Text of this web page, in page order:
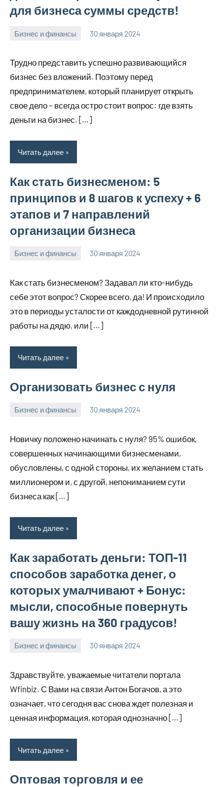
для бизнеса суммы средств!
Бизнес и финансы 30 января 2024
stroyotdelde
Трудно представить успешно развивающийся
бизнес без вложений. Поэтому перед
предпринимателем, который планирует открыть
свое дело – всегда остро стоит вопрос: где взять
деньги на бизнес. […]
Читать далее
Как стать бизнесменом: 5
принципов и 8 шагов к успеху + 6
этапов и 7 направлений
организации бизнеса
Бизнес и финансы 30 января 2024
stroyotdelde
Как стать бизнесменом? Задавал ли кто-нибудь
себе этот вопрос? Скорее всего, да! И происходило
это в периоды усталости от каждодневной рутинной
работы на дядю, или […]
Читать далее
Организовать бизнес с нуля
Бизнес и финансы 30 января 2024
stroyotdelde
Новичку положено начинать с нуля? 95% ошибок,
совершенных начинающими бизнесменами,
обусловлены, с одной стороны, их желанием стать
миллионером и, с другой, непониманием сути
бизнеса как […]
Читать далее
Как заработать деньги: ТОП-11
способов заработка денег, о
которых умалчивают + Бонус:
мысли, способные повернуть
вашу жизнь на 360 градусов!
Бизнес и финансы 30 января 2024
stroyotdelde
Здравствуйте, уважаемые читатели портала
Wfinbiz. С Вами на связи Антон Богачов, а это
означает, что сегодня вас снова ждет полезная и
ценная информация, которая однозначно […]
Читать далее
Оптовая торговля и ее